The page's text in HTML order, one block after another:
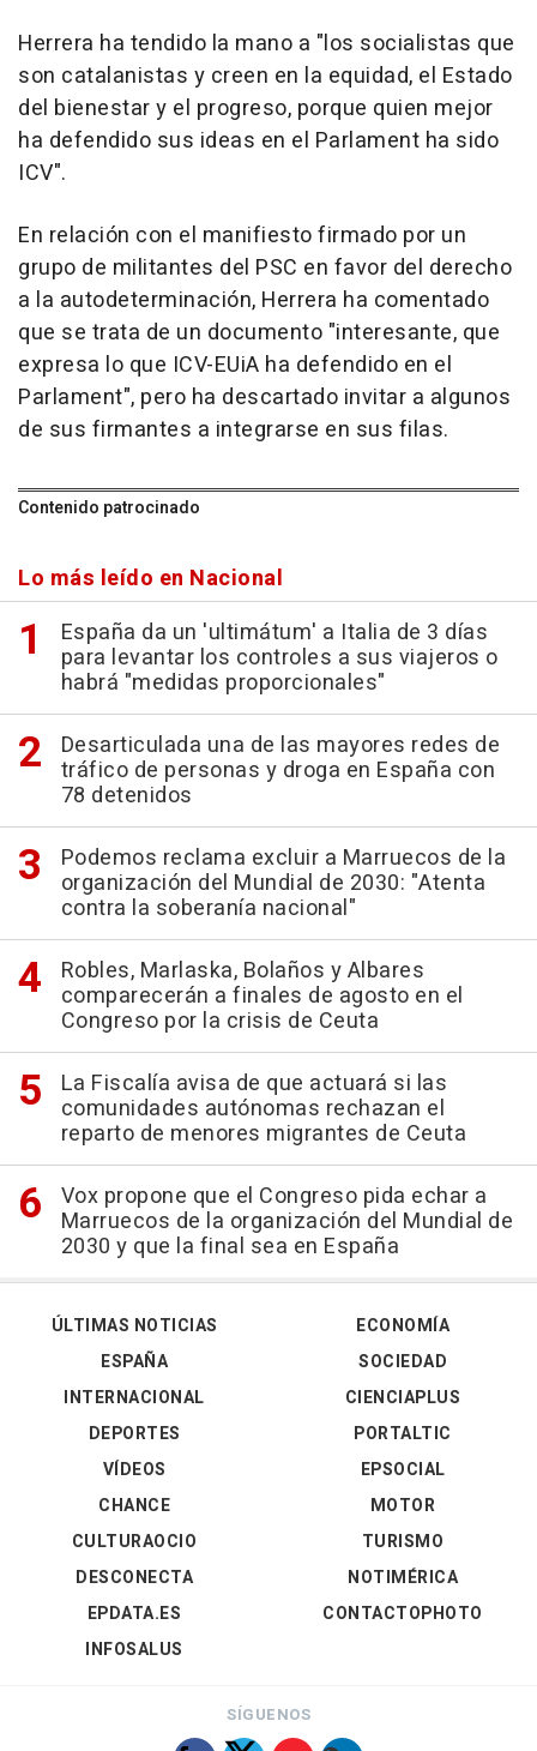
Herrera ha tendido la mano a "los socialistas que
son catalanistas y creen en la equidad, el Estado
del bienestar y el progreso, porque quien mejor
ha defendido sus ideas en el Parlament ha sido
ICV".
En relación con el manifiesto firmado por un
grupo de militantes del PSC en favor del derecho
a la autodeterminación, Herrera ha comentado
que se trata de un documento "interesante, que
expresa lo que ICV-EUiA ha defendido en el
Parlament", pero ha descartado invitar a algunos
de sus firmantes a integrarse en sus filas.
Contenido patrocinado
Lo más leído en Nacional
España da un 'ultimátum' a Italia de 3 días
para levantar los controles a sus viajeros o
habrá "medidas proporcionales"
Desarticulada una de las mayores redes de
tráfico de personas y droga en España con
78 detenidos
Podemos reclama excluir a Marruecos de la
organización del Mundial de 2030: "Atenta
contra la soberanía nacional"
Robles, Marlaska, Bolaños y Albares
comparecerán a finales de agosto en el
Congreso por la crisis de Ceuta
La Fiscalía avisa de que actuará si las
comunidades autónomas rechazan el
reparto de menores migrantes de Ceuta
Vox propone que el Congreso pida echar a
Marruecos de la organización del Mundial de
2030 y que la final sea en España
ÚLTIMAS NOTICIAS
ESPAÑA
INTERNACIONAL
DEPORTES
VÍDEOS
ECONOMÍA
SOCIEDAD
CIENCIAPLUS
PORTALTIC
EPSOCIAL
CHANCE
CULTURAOCIO
DESCONECTA
EPDATA.ES
INFOSALUS
MOTOR
TURISMO
NOTIMÉRICA
CONTACTOPHOTO
SÍGUENOS